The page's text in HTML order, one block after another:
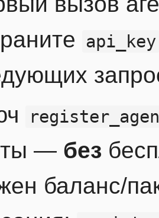
api_key
— без
баланс/